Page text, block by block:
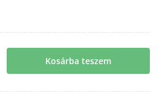
Kosárba teszem